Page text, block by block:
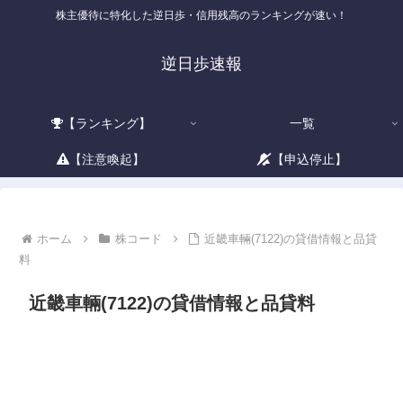
株主優待に特化した逆日歩・信用残高のランキングが速い！
逆日歩速報
【ランキング】 一覧
【注意喚起】 【申込停止】
ホーム 株コード
近畿車輛(7122)の貸借情報と品貸
料
近畿車輛(7122)の貸借情報と品貸料